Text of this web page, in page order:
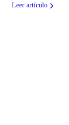
Leer artículo